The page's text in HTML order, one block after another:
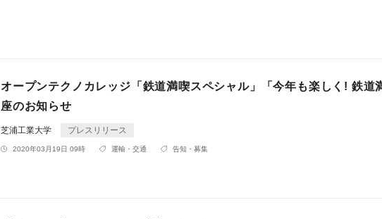
オープンテクノカレッジ「鉄道満喫スペシャル」「今年も楽しく! 鉄道
座のお知らせ
芝浦工業大学 プレスリリース
2020年03月19日 09時 運輸・交通 告知・募集